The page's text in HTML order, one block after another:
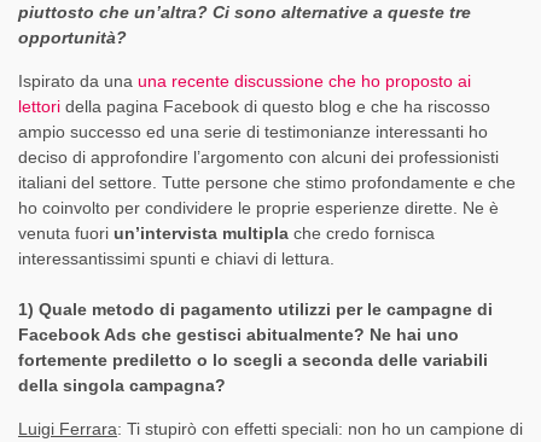
piuttosto che un’altra? Ci sono alternative a queste tre
opportunità?
Ispirato da una una recente discussione che ho proposto ai
lettori della pagina Facebook di questo blog e che ha riscosso
ampio successo ed una serie di testimonianze interessanti ho
deciso di approfondire l’argomento con alcuni dei professionisti
italiani del settore. Tutte persone che stimo profondamente e che
ho coinvolto per condividere le proprie esperienze dirette. Ne è
venuta fuori un’intervista multipla che credo fornisca
interessantissimi spunti e chiavi di lettura.
1) Quale metodo di pagamento utilizzi per le campagne di
Facebook Ads che gestisci abitualmente? Ne hai uno
fortemente prediletto o lo scegli a seconda delle variabili
della singola campagna?
Luigi Ferrara: Ti stupirò con effetti speciali: non ho un campione di